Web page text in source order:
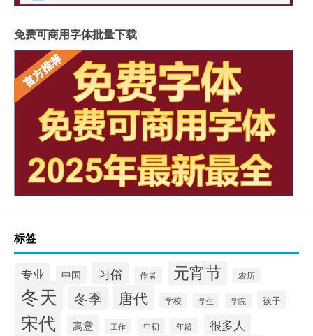
免费可商用字体批量下载
标签
专业 中国 习俗 作者 元宵节 农历
冬天 冬季 唐代 学校 学生 学院 孩子
宋代 寓意 工作 年初 年龄 很多人